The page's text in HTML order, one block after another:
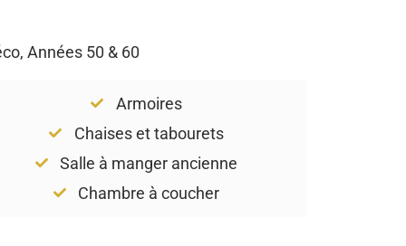
Années 50 & 60
Armoires
Chaises et tabourets
Salle à manger ancienne
Chambre à coucher